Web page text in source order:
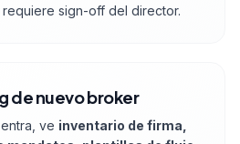
sign-off del director.
de nuevo broker
ve inventario de firma,